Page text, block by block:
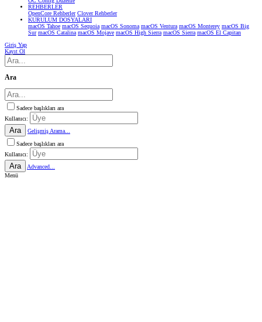
REHBERLER
OpenCore Rehberler Clover Rehberler
KURULUM DOSYALARI
macOS Tahoe macOS Sequoia macOS Sonoma macOS Ventura macOS Monterey macOS Big
Sur macOS Catalina macOS Mojave macOS High Sierra macOS Sierra macOS El Capitan
Giriş Yap
Kayıt Ol
Ara
Sadece başlıkları ara
Kullanıcı:
Ara
Gelişmiş Arama...
Sadece başlıkları ara
Kullanıcı:
Ara
Advanced...
Menü